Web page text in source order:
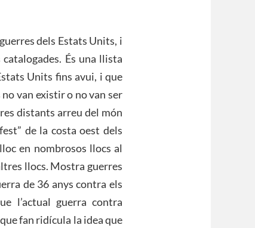
dels Estats Units, i
És una llista
Units fins avui, i que
van existir o no van ser
distants arreu del món
de la costa oest dels
en nombrosos llocs al
llocs. Mostra guerres
de 36 anys contra els
l’actual guerra contra
fan ridícula la idea que